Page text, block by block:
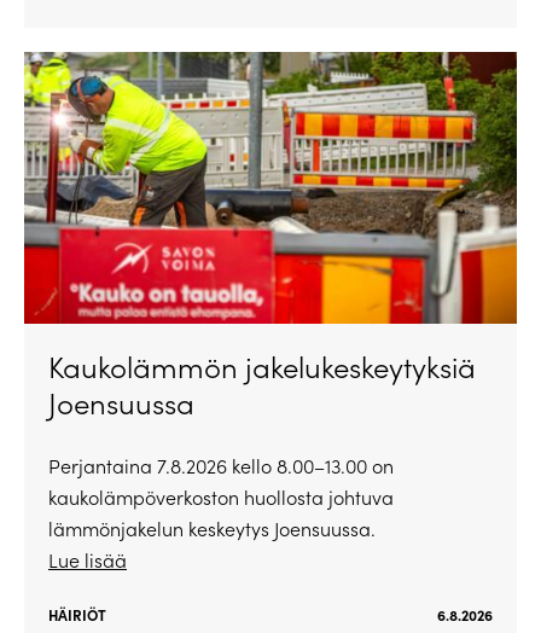
Kaukolämmön jakelukeskeytyksiä
Joensuussa
Perjantaina 7.8.2026 kello 8.00–13.00 on
kaukolämpöverkoston huollosta johtuva
lämmönjakelun keskeytys Joensuussa.
Lue lisää
HÄIRIÖT 6.8.2026